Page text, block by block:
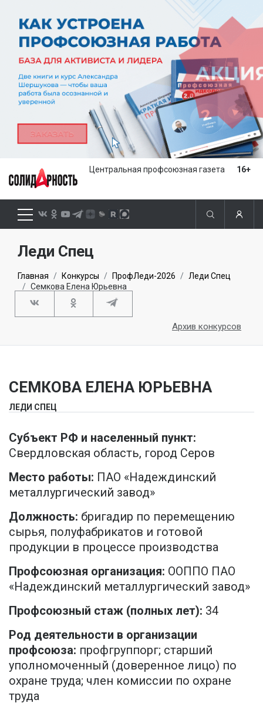
Центральная профсоюзная газета 16+
Леди Спец
Главная Конкурсы ПрофЛеди-2026
Леди Спец
Семкова Елена Юрьевна
Архив конкурсов
СЕМКОВА ЕЛЕНА ЮРЬЕВНА
ЛЕДИ СПЕЦ
Субъект РФ и населенный пункт:
Свердловская область, город Серов
Место работы: ПАО «Надеждинский
металлургический завод»
Должность: бригадир по перемещению
сырья, полуфабрикатов и готовой
продукции в процессе производства
Профсоюзная организация: ООППО ПАО
«Надеждинский металлургический завод»
Профсоюзный стаж (полных лет): 34
Род деятельности в организации
профсоюза: профгруппорг; старший
уполномоченный (доверенное лицо) по
охране труда; член комиссии по охране
труда